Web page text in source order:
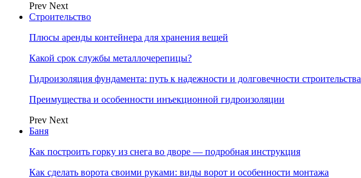
Prev Next
Строительство
Плюсы аренды контейнера для хранения вещей
Какой срок службы металлочерепицы?
Гидроизоляция фундамента: путь к надежности и долговечности строительства
Преимущества и особенности инъекционной гидроизоляции
Prev Next
Баня
Как построить горку из снега во дворе — подробная инструкция
Как сделать ворота своими руками: виды ворот и особенности монтажа